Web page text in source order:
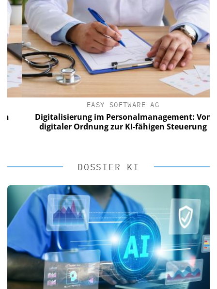
EASY SOFTWARE AG
Digitalisierung im Personalmanagement: Von
digitaler Ordnung zur KI-fähigen Steuerung
DOSSIER KI